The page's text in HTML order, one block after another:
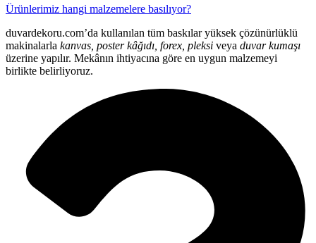
Ürünlerimiz hangi malzemelere basılıyor?
duvardekoru.com’da kullanılan tüm baskılar yüksek çözünürlüklü
makinalarla kanvas, poster kâğıdı, forex, pleksi veya duvar kumaşı
üzerine yapılır. Mekânın ihtiyacına göre en uygun malzemeyi
birlikte belirliyoruz.